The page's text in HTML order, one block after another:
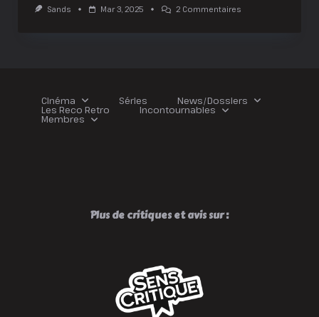
Sands Mar 3, 2025 2 CommentairesSur
Cinéma Séries News/Dossiers
Les Reco Retro Incontournables
Membres
Plus de critiques et avis sur :